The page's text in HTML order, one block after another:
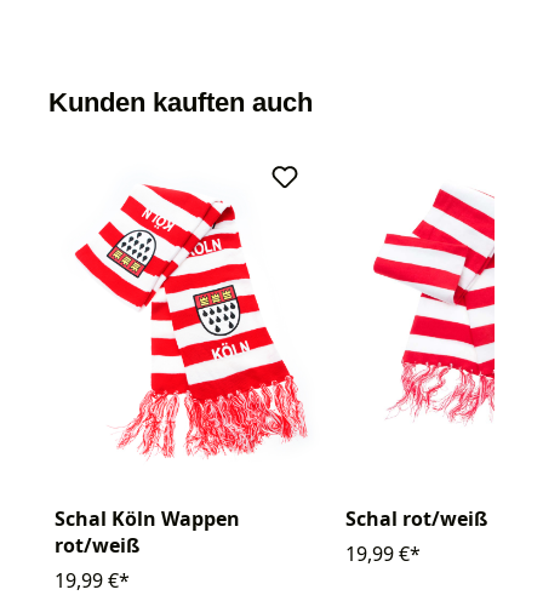
Kunden kauften auch
Schal Köln Wappen
rot/weiß
19,99 €*
Schal rot/weiß
19,99 €*